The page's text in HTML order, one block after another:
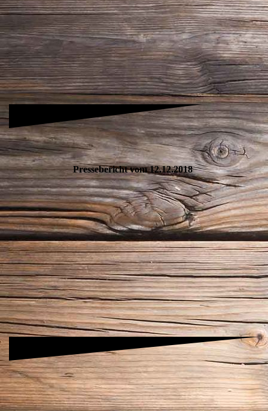
Pressebericht vom 12.12.2018